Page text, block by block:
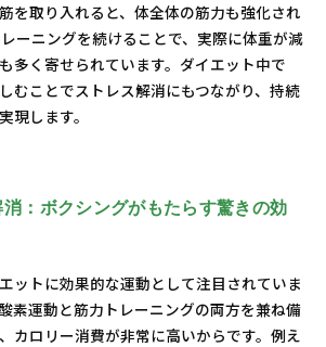
を取り入れると、体全体の筋力も強化され
ーニングを続けることで、実際に体重が減
多く寄せられています。ダイエット中で
むことでストレス解消にもつながり、持続
現します。
：ボクシングがもたらす驚きの効
ットに効果的な運動として注目されていま
素運動と筋力トレーニングの両方を兼ね備
カロリー消費が非常に高いからです。例え